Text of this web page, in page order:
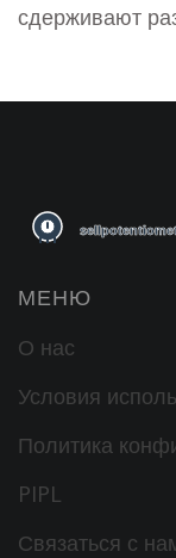
сдерживают
МЕНЮ
О нас
Условия
Политика
PIPL
Связаться с